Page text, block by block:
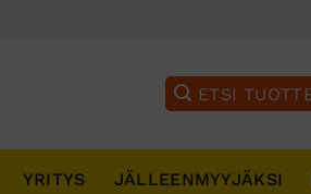
YRITYS JÄLLEENMYYJÄKSI